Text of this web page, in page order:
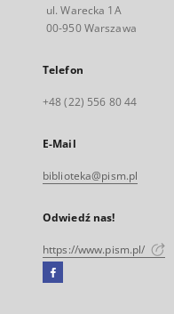
ul. Warecka 1A
00-950 Warszawa
Telefon
+48 (22) 556 80 44
E-Mail
biblioteka@pism.pl
Odwiedź nas!
https://www.pism.pl/
Facebook